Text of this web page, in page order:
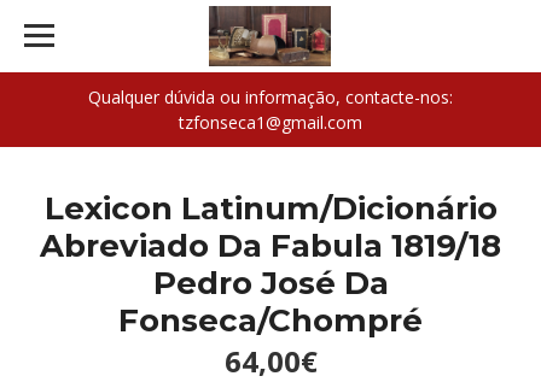
Qualquer dúvida ou informação, contacte-nos:
tzfonseca1@gmail.com
Lexicon Latinum/Dicionário
Abreviado Da Fabula 1819/18
Pedro José Da
Fonseca/Chompré
64,00€